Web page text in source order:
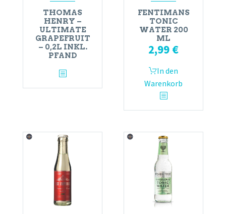
THOMAS
HENRY –
ULTIMATE
GRAPEFRUIT
– 0,2L INKL.
PFAND
FENTIMANS
TONIC
WATER 200
ML
2,99 €
In den
Warenkorb